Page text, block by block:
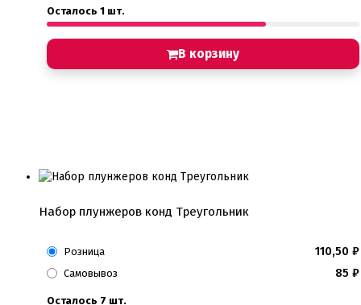
Осталось 1 шт.
В корзину
Набор плунжеров конд Треугольник
Розница 110,50 ₽
Самовывоз 85 ₽
Осталось 7 шт.